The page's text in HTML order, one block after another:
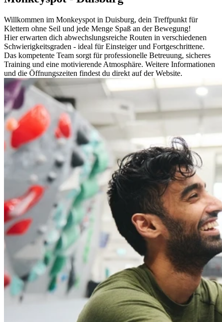
Willkommen im Monkeyspot in Duisburg, dein Treffpunkt für
Klettern ohne Seil und jede Menge Spaß an der Bewegung!
Hier erwarten dich abwechslungsreiche Routen in verschiedenen
Schwierigkeitsgraden - ideal für Einsteiger und Fortgeschrittene.
Das kompetente Team sorgt für professionelle Betreuung, sicheres
Training und eine motivierende Atmosphäre. Weitere Informationen
und die Öffnungszeiten findest du direkt auf der Website.